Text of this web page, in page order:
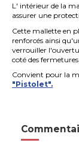
L' intérieur de la
assurer une
Cette mallette en
renforcés ainsi
verrouiller
coté des fermetures
Convient pour la
"Pistolet".